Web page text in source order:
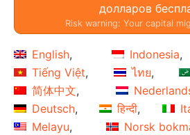
долларов
Risk warning: Your capital
English Indonesia
Tiếng Việt
ไทย
简体中文
Deutsch
हिन्दी
Melayu
Norsk